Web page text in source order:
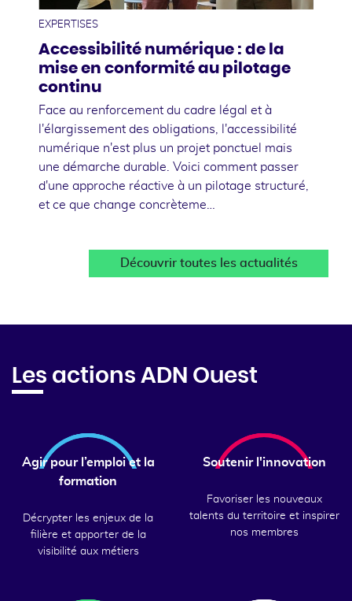
EXPERTISES
Accessibilité numérique : de la
mise en conformité au pilotage
continu
Face au renforcement du cadre légal et à
l'élargissement des obligations, l'accessibilité
numérique n'est plus un projet ponctuel mais
une démarche durable. Voici comment passer
d'une approche réactive à un pilotage structuré,
et ce que change concrèteme…
Découvrir toutes les actualités
Les actions ADN Ouest
Agir pour l’emploi et la
formation
Décrypter les enjeux de la
filière et apporter de la
visibilité aux métiers
Soutenir l'innovation
Favoriser les nouveaux
talents du territoire et inspirer
nos membres